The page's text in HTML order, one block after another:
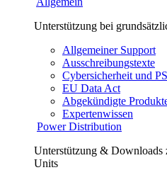
Unterstützung bei
Allgemeiner Support
Ausschreibungstexte
Cybersicherheit und
EU Data Act
Abgekündigte
Expertenwissen
Power Distribution
Unterstützung & Downloads
Units